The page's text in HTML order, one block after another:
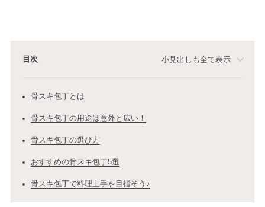
目次 小見出しも全て表示
骨スキ包丁とは
骨スキ包丁の用途は意外と広い！
骨スキ包丁の選び方
おすすめの骨スキ包丁5選
骨スキ包丁で料理上手を目指そう♪